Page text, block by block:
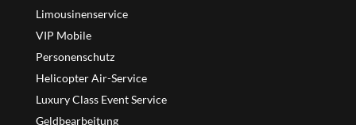
Limousinenservice
VIP Mobile
Personenschutz
Helicopter Air-Service
Luxury Class Event Service
Geldbearbeitung